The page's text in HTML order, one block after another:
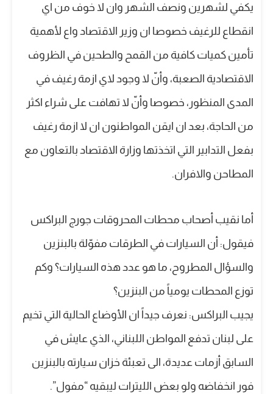
يكفي لشهرين ونصف الشهر وان لا خوف من اي
انقطاع للرغيف خصوصا ان وزير الاقتصاد واع لأهمية
تأمين كميات كافية من القمح والطحين في الظروف
الاقتصادية الصعبة، وأنّ لا وجود لاي ازمة رغيف في
المدى المنظور، خصوصا وأنّ لا تهافت على شراء اكثر
من الحاجة، بعد ان ايقن المواطنون ان لا ازمة رغيف
بفعل التدابير التي اتخذتها وزارة الاقتصاد بالتعاون مع
المطاحن والافران.
أما نقيب أصحاب محطات المحروقات جورج البراكس
فيقول: أن السيارات في الطرقات مفوّلة بالبنزين
والسؤال المطروح، ما هو عدد هذه السيارات؟ وكم
توزع المحطات يومياً من البنزين؟
يجيب البراكس: نعرف جيداً ان الأوضاع الحالية التي تخيم
على لبنان تدفع المواطن اللبناني، الذي عايش في
السابق أزمات عديدة، الى تعبئة خزان سيارته بالبنزين
فور انخفاضه ولو بعض الليترات ليبقيه “مفول”.